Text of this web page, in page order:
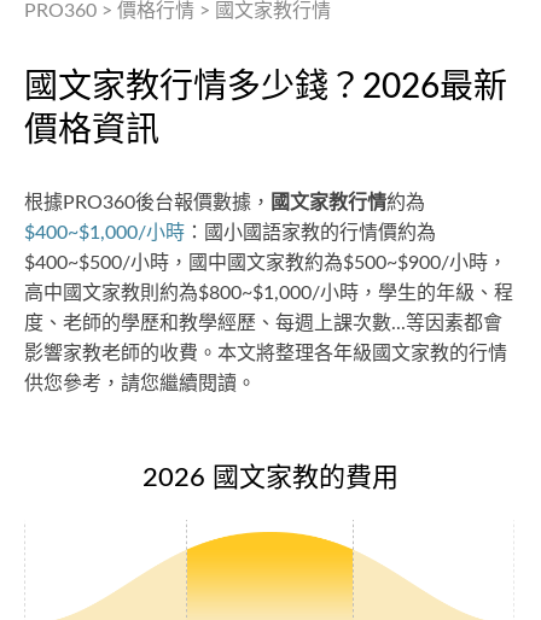
PRO360 > 價格行情 > 國文家教行情
國文家教行情多少錢？2026最新
價格資訊
根據PRO360後台報價數據， 國文家教行情約為
$400~$1,000/小時 ：國小國語家教的行情價約為
$400~$500/小時，國中國文家教約為$500~$900/小時，
高中國文家教則約為$800~$1,000/小時，學生的年級、程
度、老師的學歷和教學經歷、每週上課次數...等因素都會
影響家教老師的收費。本文將整理各年級國文家教的行情
供您參考，請您繼續閱讀。
2026 國文家教的費用